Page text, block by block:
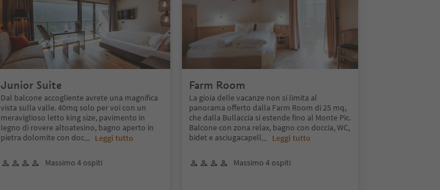
Junior Suite
Dal balcone accogliente avrete una magnifica
vista sulla valle. 40mq solo per voi con un
meraviglioso letto king size, pavimento in
legno di rovere altoatesino, bagno aperto in
pietra dolomite con doc... Leggi tutto
Massimo 4 ospiti
Farm Room
La gioia delle vacanze non si limita al
panorama offerto dalla Farm Room di 25 mq,
che dalla Bullaccia si estende fino al Monte Pic.
Balcone con zona relax, bagno con doccia, WC,
bidet e asciugacapell... Leggi tutto
Massimo 4 ospiti